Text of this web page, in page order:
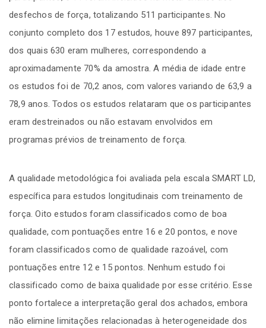
desfechos de força, totalizando 511 participantes. No
conjunto completo dos 17 estudos, houve 897 participantes,
dos quais 630 eram mulheres, correspondendo a
aproximadamente 70% da amostra. A média de idade entre
os estudos foi de 70,2 anos, com valores variando de 63,9 a
78,9 anos. Todos os estudos relataram que os participantes
eram destreinados ou não estavam envolvidos em
programas prévios de treinamento de força.
A qualidade metodológica foi avaliada pela escala SMART LD,
específica para estudos longitudinais com treinamento de
força. Oito estudos foram classificados como de boa
qualidade, com pontuações entre 16 e 20 pontos, e nove
foram classificados como de qualidade razoável, com
pontuações entre 12 e 15 pontos. Nenhum estudo foi
classificado como de baixa qualidade por esse critério. Esse
ponto fortalece a interpretação geral dos achados, embora
não elimine limitações relacionadas à heterogeneidade dos